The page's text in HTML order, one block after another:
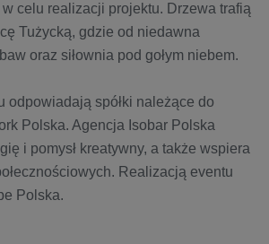
celu realizacji projektu. Drzewa trafią
Tużycką, gdzie od niedawna
oraz siłownia pod gołym niebem.
odpowiadają spółki należące do
Polska. Agencja Isobar Polska
i pomysł kreatywny, a także wspiera
Realizacją eventu
Polska.